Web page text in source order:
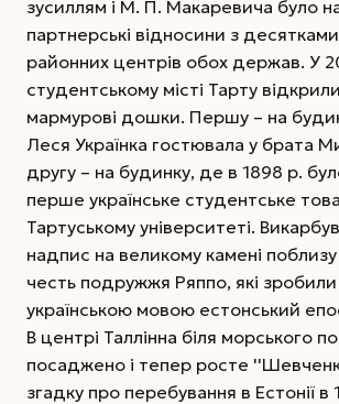
зусиллям і М. П. Макаревича було
партнерські відносини з десятками
районних центрів обох держав. У
студентському місті Тарту
мармурові дошки. Першу – на
Леся Українка гостювала у брата
другу – на будинку, де в 1898 р.
перше українське студентське
Тартуському університеті.
надпис на великому камені поблизу
честь подружжя Ряппо, які
українською мовою естонський
В центрі Таллінна біля морського
посаджено і тепер росте
згадку про перебування в Естонії в